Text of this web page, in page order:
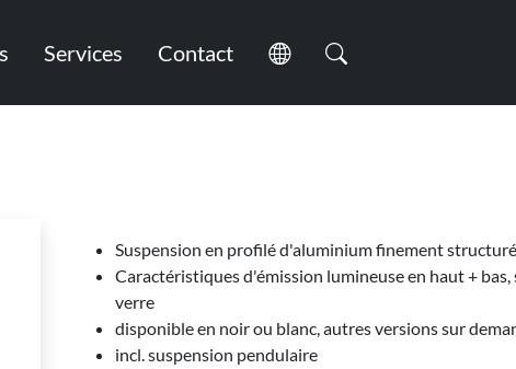
Services Contact
Suspension en profilé d'aluminium finement
Caractéristiques d'émission lumineuse en haut +
verre
disponible en noir ou blanc, autres versions sur
incl. suspension pendulaire